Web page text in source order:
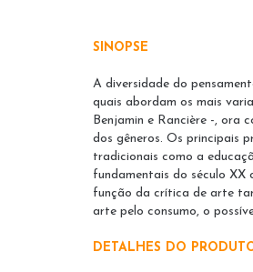
SINOPSE
A diversidade do
quais abordam os mais
Benjamin e Rancière -, ora
dos gêneros. Os principais
tradicionais como a
fundamentais do século
função da crítica de arte
arte pelo consumo, o
DETALHES DO